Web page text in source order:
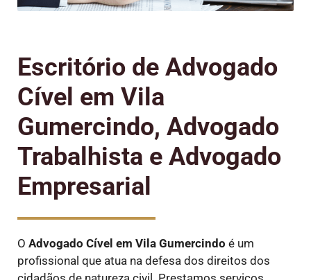
Escritório de Advogado
Cível em Vila
Gumercindo, Advogado
Trabalhista e Advogado
Empresarial
O Advogado Cível em Vila Gumercindo é um
profissional que atua na defesa dos direitos dos